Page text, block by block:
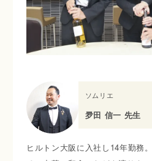
ソムリエ
夛田 信一 先生
ヒルトン大阪に入社し14年勤務